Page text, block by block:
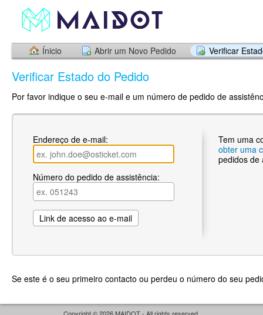
Ínicio Abrir um Novo Pedido Verificar
Verificar Estado do Pedido
Por favor indique o seu e-mail e um número de pedido de
Endereço de e-mail:
Número do pedido de assistência:
Tem uma
obter uma
pedidos de
Se este é o seu primeiro contacto ou perdeu o número do seu